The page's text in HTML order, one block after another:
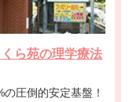
ら苑の理学療法